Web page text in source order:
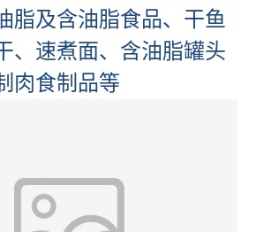
脂及含油脂食品、干鱼
、速煮面、含油脂罐头
肉食制品等